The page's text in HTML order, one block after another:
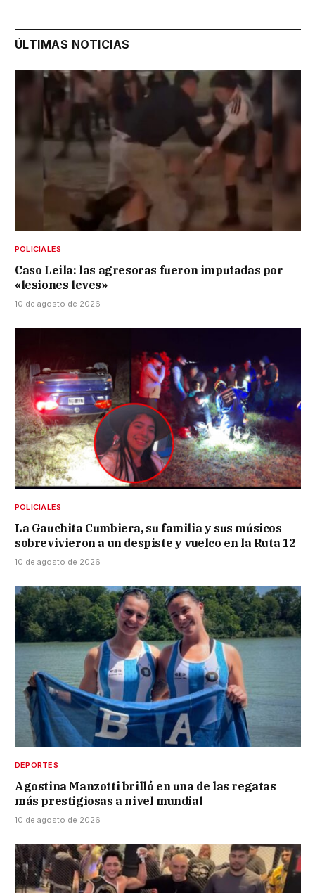
ÚLTIMAS NOTICIAS
POLICIALES
Caso Leila: las agresoras fueron imputadas por
«lesiones leves»
10 de agosto de 2026
POLICIALES
La Gauchita Cumbiera, su familia y sus músicos
sobrevivieron a un despiste y vuelco en la Ruta 12
10 de agosto de 2026
DEPORTES
Agostina Manzotti brilló en una de las regatas
más prestigiosas a nivel mundial
10 de agosto de 2026